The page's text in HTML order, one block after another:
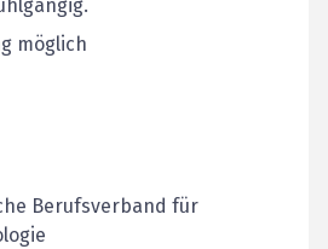
möglich
Berufsverband für